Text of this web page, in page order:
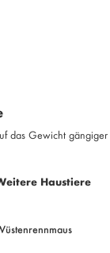
das Gewicht gängiger
Haustiere